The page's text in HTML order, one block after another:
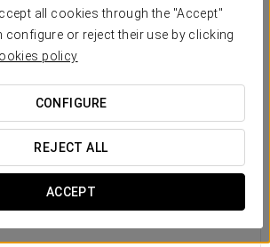
all cookies through the "Accept"
configure or reject their use by clicking
policy
CONFIGURE
REJECT ALL
ACCEPT